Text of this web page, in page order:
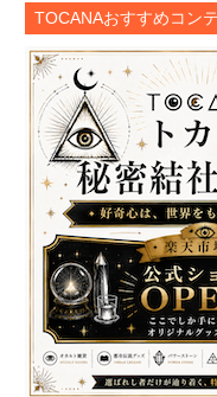
TOCANAおすすめコン